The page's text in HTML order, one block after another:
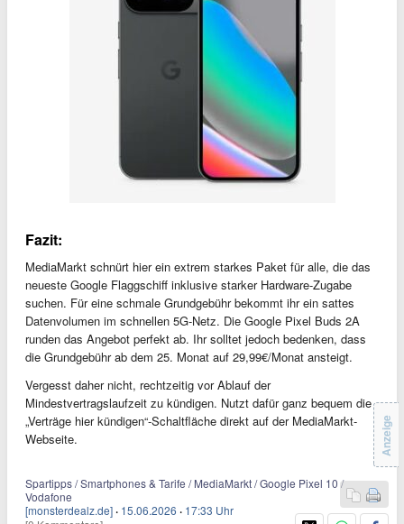
Fazit:
MediaMarkt schnürt hier ein extrem starkes Paket für alle, die das
neueste Google Flaggschiff inklusive starker Hardware-Zugabe
suchen. Für eine schmale Grundgebühr bekommt ihr ein sattes
Datenvolumen im schnellen 5G-Netz. Die Google Pixel Buds 2A
runden das Angebot perfekt ab. Ihr solltet jedoch bedenken, dass
die Grundgebühr ab dem 25. Monat auf 29,99€/Monat ansteigt.
Vergesst daher nicht, rechtzeitig vor Ablauf der
Mindestvertragslaufzeit zu kündigen. Nutzt dafür ganz bequem die
„Verträge hier kündigen“-Schaltfläche direkt auf der MediaMarkt-
Webseite.
Spartipps / Smartphones & Tarife / MediaMarkt / Google Pixel 10 /
Vodafone
[monsterdealz.de] · 15.06.2026 · 17:33 Uhr
Anzeige